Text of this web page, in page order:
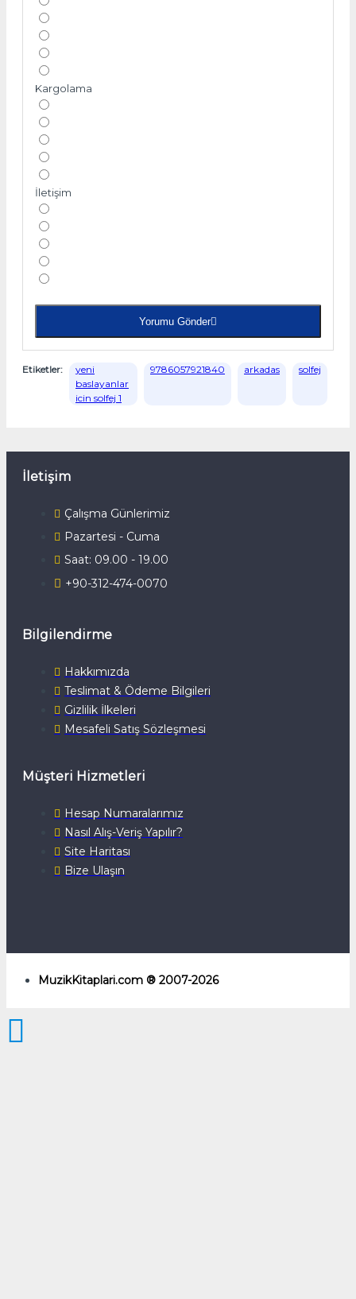
Kargolama
İletişim
Yorumu Gönder
Etiketler:
yeni
baslayanlar
icin solfej 1
9786057921840 arkadas solfej
İletişim
Çalışma Günlerimiz
Pazartesi - Cuma
Saat: 09.00 - 19.00
+90-312-474-0070
Bilgilendirme
Hakkımızda
Teslimat & Ödeme Bilgileri
Gizlilik İlkeleri
Mesafeli Satış Sözleşmesi
Müşteri Hizmetleri
Hesap Numaralarımız
Nasıl Alış-Veriş Yapılır?
Site Haritası
Bize Ulaşın
MuzikKitaplari.com ® 2007-2026